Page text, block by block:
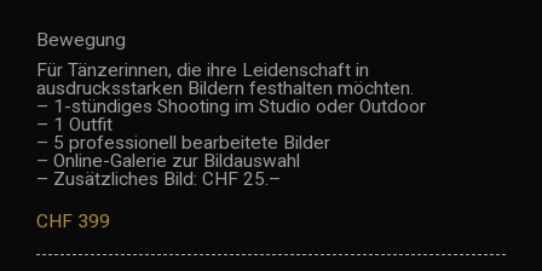
Bewegung
Für Tänzerinnen, die ihre Leidenschaft in
ausdrucksstarken Bildern festhalten möchten.
– 1-stündiges Shooting im Studio oder Outdoor
– 1 Outfit
– 5 professionell bearbeitete Bilder
– Online-Galerie zur Bildauswahl
– Zusätzliches Bild: CHF 25.–
CHF 399